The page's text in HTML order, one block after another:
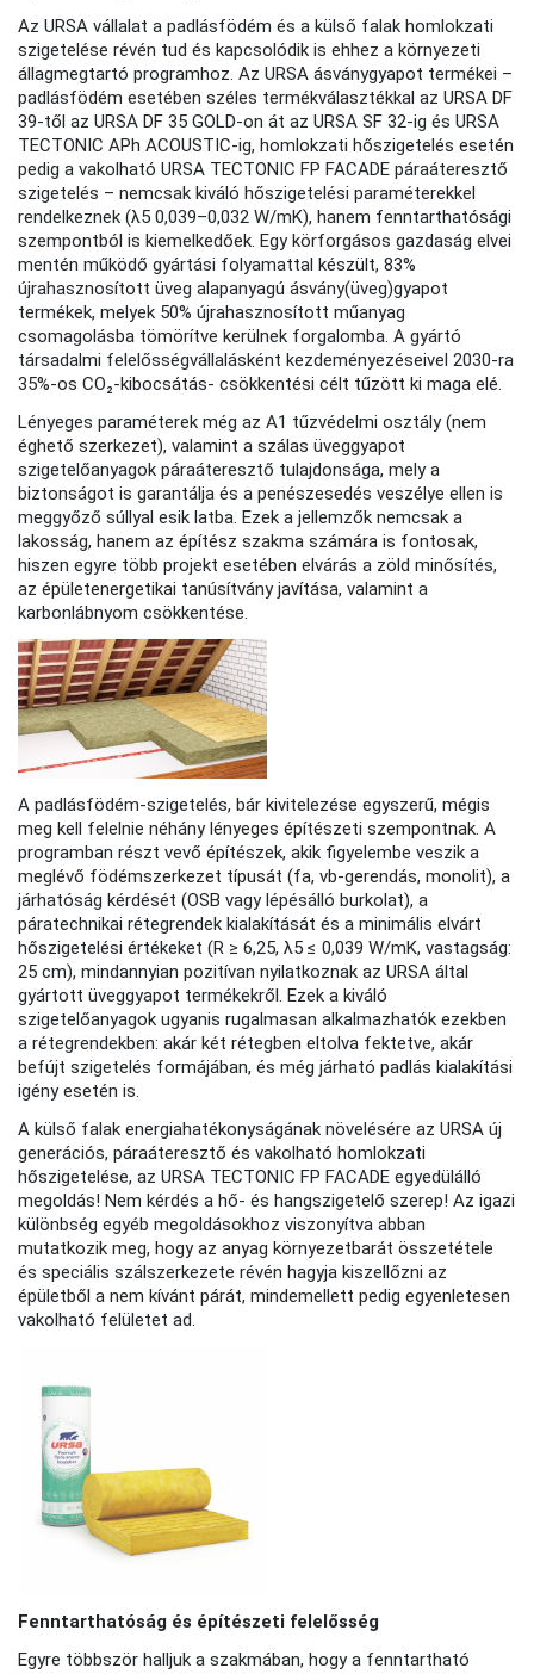
Az URSA vállalat a padlásfödém és a külső falak homlokzati
szigetelése révén tud és kapcsolódik is ehhez a környezeti
állagmegtartó programhoz. Az URSA ásványgyapot termékei –
padlásfödém esetében széles termékválasztékkal az URSA DF
39-től az URSA DF 35 GOLD-on át az URSA SF 32-ig és URSA
TECTONIC APh ACOUSTIC-ig, homlokzati hőszigetelés esetén
pedig a vakolható URSA TECTONIC FP FACADE páraáteresztő
szigetelés – nemcsak kiváló hőszigetelési paraméterekkel
rendelkeznek (λ5 0,039–0,032 W/mK), hanem fenntarthatósági
szempontból is kiemelkedőek. Egy körforgásos gazdaság elvei
mentén működő gyártási folyamattal készült, 83%
újrahasznosított üveg alapanyagú ásvány(üveg)gyapot
termékek, melyek 50% újrahasznosított műanyag
csomagolásba tömörítve kerülnek forgalomba. A gyártó
társadalmi felelősségvállalásként kezdeményezéseivel 2030-ra
35%-os CO₂-kibocsátás- csökkentési célt tűzött ki maga elé.
Lényeges paraméterek még az A1 tűzvédelmi osztály (nem
éghető szerkezet), valamint a szálas üveggyapot
szigetelőanyagok páraáteresztő tulajdonsága, mely a
biztonságot is garantálja és a penészesedés veszélye ellen is
meggyőző súllyal esik latba. Ezek a jellemzők nemcsak a
lakosság, hanem az építész szakma számára is fontosak,
hiszen egyre több projekt esetében elvárás a zöld minősítés,
az épületenergetikai tanúsítvány javítása, valamint a
karbonlábnyom csökkentése.
A padlásfödém-szigetelés, bár kivitelezése egyszerű, mégis
meg kell felelnie néhány lényeges építészeti szempontnak. A
programban részt vevő építészek, akik figyelembe veszik a
meglévő födémszerkezet típusát (fa, vb-gerendás, monolit), a
járhatóság kérdését (OSB vagy lépésálló burkolat), a
páratechnikai rétegrendek kialakítását és a minimális elvárt
hőszigetelési értékeket (R ≥ 6,25, λ5 ≤ 0,039 W/mK, vastagság:
25 cm), mindannyian pozitívan nyilatkoznak az URSA által
gyártott üveggyapot termékekről. Ezek a kiváló
szigetelőanyagok ugyanis rugalmasan alkalmazhatók ezekben
a rétegrendekben: akár két rétegben eltolva fektetve, akár
befújt szigetelés formájában, és még járható padlás kialakítási
igény esetén is.
A külső falak energiahatékonyságának növelésére az URSA új
generációs, páraáteresztő és vakolható homlokzati
hőszigetelése, az URSA TECTONIC FP FACADE egyedülálló
megoldás! Nem kérdés a hő- és hangszigetelő szerep! Az igazi
különbség egyéb megoldásokhoz viszonyítva abban
mutatkozik meg, hogy az anyag környezetbarát összetétele
és speciális szálszerkezete révén hagyja kiszellőzni az
épületből a nem kívánt párát, mindemellett pedig egyenletesen
vakolható felületet ad.
Fenntarthatóság és építészeti felelősség
Egyre többször halljuk a szakmában, hogy a fenntartható